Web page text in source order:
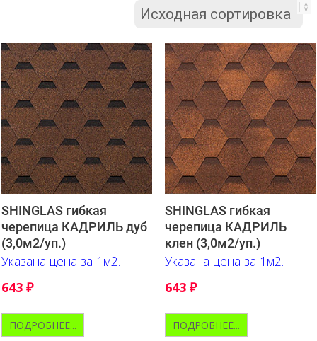
SHINGLAS гибкая
черепица КАДРИЛЬ дуб
(3,0м2/уп.)
Указана цена за 1м2.
643 ₽
ПОДРОБНЕЕ...
SHINGLAS гибкая
черепица КАДРИЛЬ
клен (3,0м2/уп.)
Указана цена за 1м2.
643 ₽
ПОДРОБНЕЕ...